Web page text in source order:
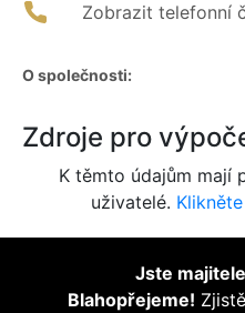
Zobrazit telefonní
O společnosti:
Zdroje pro
K těmto údajům mají
uživatelé.
Jste
Blahopřejeme!